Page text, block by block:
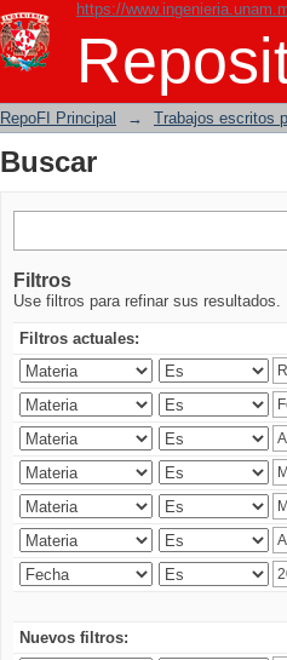
https://
Buscar
RepoFI Principal → Trabajos escritos
Buscar
Filtros
Use filtros para refinar sus resultados.
Filtros actuales:
Nuevos filtros: